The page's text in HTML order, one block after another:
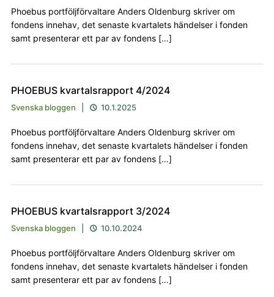
Phoebus portföljförvaltare Anders Oldenburg skriver om
fondens innehav, det senaste kvartalets händelser i fonden
samt presenterar ett par av fondens […]
PHOEBUS kvartalsrapport 4/2024
Svenska bloggen 10.1.2025
Phoebus portföljförvaltare Anders Oldenburg skriver om
fondens innehav, det senaste kvartalets händelser i fonden
samt presenterar ett par av fondens […]
PHOEBUS kvartalsrapport 3/2024
Svenska bloggen 10.10.2024
Phoebus portföljförvaltare Anders Oldenburg skriver om
fondens innehav, det senaste kvartalets händelser i fonden
samt presenterar ett par av fondens […]